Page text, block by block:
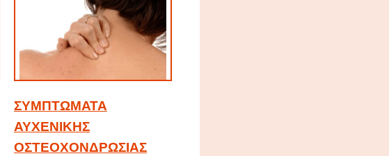
ΣΥΜΠΤΏΜΑΤΑ
ΑΥΧΕΝΙΚΉΣ
ΟΣΤΕΟΧΟΝΔΡΩΣΊΑΣ